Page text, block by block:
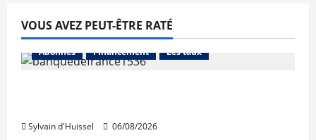
VOUS AVEZ PEUT-ÊTRE RATÉ
Abonnés Financement Les taux
Sylvain d'Huissel 06/08/2026
Abonnés Financement